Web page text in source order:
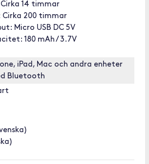
14 timmar
200 timmar
Micro USB DC 5V
180 mAh / 3.7V
iPad, Mac och andra enheter
Bluetooth